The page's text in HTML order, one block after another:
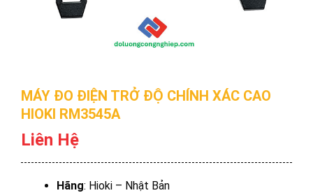
MÁY ĐO ĐIỆN TRỞ ĐỘ CHÍNH XÁC CAO
HIOKI RM3545A
Liên Hệ
Hãng: Hioki – Nhật Bản